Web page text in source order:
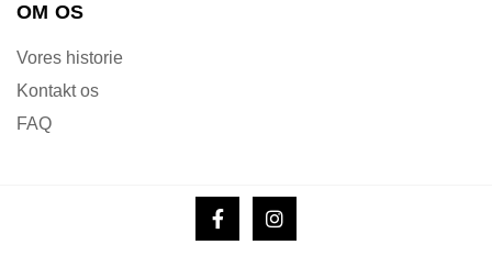
OM OS
Vores historie
Kontakt os
FAQ